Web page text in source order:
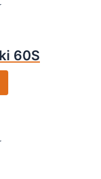
können
auf
60S
Produkt